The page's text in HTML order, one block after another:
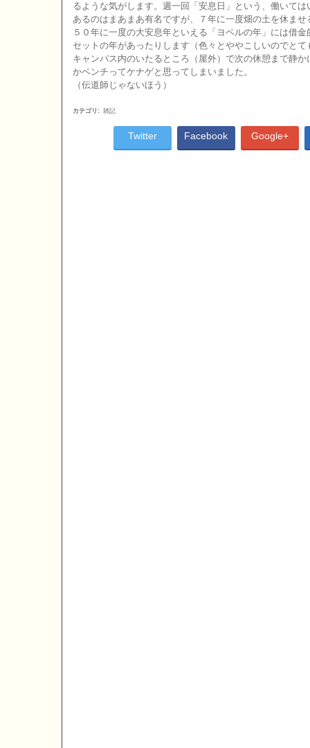
るような気がします。週一回「安息日」という、働いて
あるのはまあまあ有名ですが、７年に一度畑の土を休ま
５０年に一度の大安息年といえる「ヨベルの年」には借
セットの年があったりします（色々とややこしいのでと
キャンパス内のいたるところ（屋外）で次の休憩まで静
かベンチってケナゲと思ってしまいました。
（伝道師じゃないほう）
カテゴリ : 雑記
Twitter Facebook Google+